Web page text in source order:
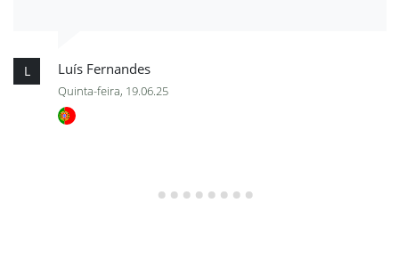
L Luís Fernandes
Quinta-feira, 19.06.25